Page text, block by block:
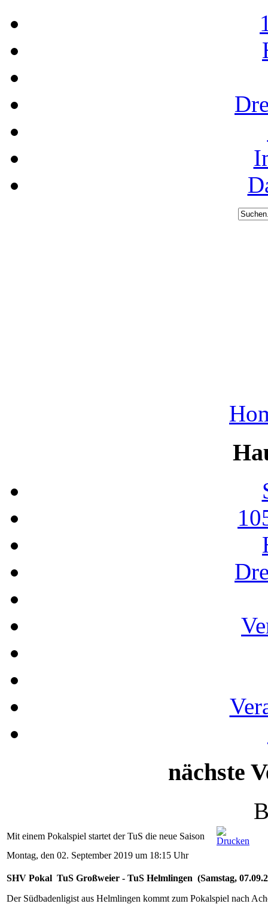
nächste
Mit einem Pokalspiel startet der TuS die neue Saison
Montag, den 02. September 2019 um 18:15 Uhr
SHV Pokal TuS Großweier - TuS Helmlingen (Samstag,
Der Südbadenligist aus Helmlingen kommt zum Pokalspiel nach